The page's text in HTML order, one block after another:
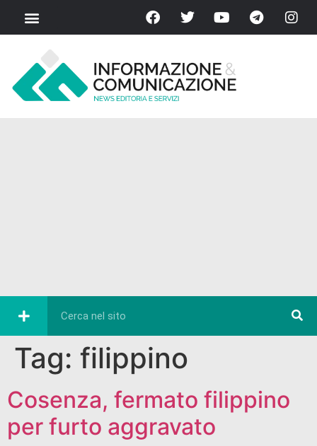
Tag: filippino
Cosenza, fermato filippino
per furto aggravato